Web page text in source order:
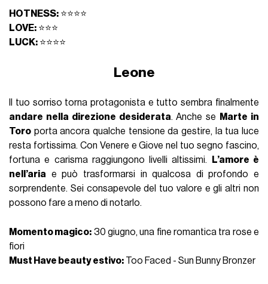
HOTNESS: ⭐⭐⭐⭐
LOVE: ⭐⭐⭐
LUCK: ⭐⭐⭐⭐
Leone
Il tuo sorriso torna protagonista e tutto sembra finalmente
andare nella direzione desiderata. Anche se
Marte in
Toro porta ancora qualche tensione da gestire, la tua luce
resta fortissima. Con Venere e Giove nel tuo segno fascino,
fortuna e carisma raggiungono livelli altissimi.
L’amore è
nell’aria e può trasformarsi in qualcosa di profondo e
sorprendente. Sei consapevole del tuo valore e gli altri non
possono fare a meno di notarlo.
Momento magico: 30 giugno, una fine romantica tra rose e
fiori
Must Have beauty estivo: Too Faced - Sun Bunny Bronzer